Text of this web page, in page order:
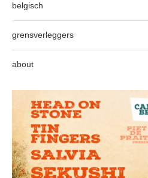
belgisch
grensverleggers
about